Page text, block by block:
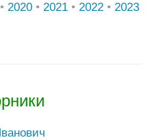
• 2020 • 2021 • 2022 • 2023